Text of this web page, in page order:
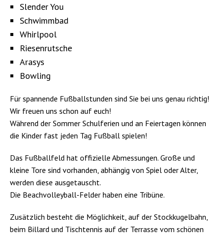
Slender You
Schwimmbad
Whirlpool
Riesenrutsche
Arasys
Bowling
Für spannende Fußballstunden sind Sie bei uns genau richtig!
Wir freuen uns schon auf euch!
Während der Sommer Schulferien und an Feiertagen können
die Kinder fast jeden Tag Fußball spielen!
Das Fußballfeld hat offizielle Abmessungen. Große und
kleine Tore sind vorhanden, abhängig von Spiel oder Alter,
werden diese ausgetauscht.
Die Beachvolleyball-Felder haben eine Tribüne.
Zusätzlich besteht die Möglichkeit, auf der Stockkugelbahn,
beim Billard und Tischtennis auf der Terrasse vom schönen